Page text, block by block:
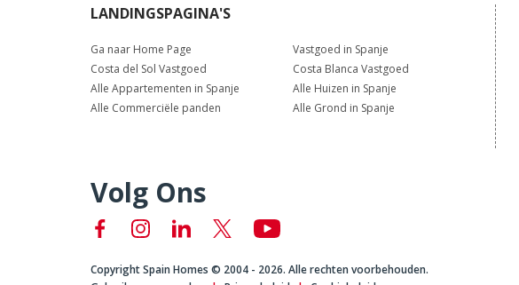
LANDINGSPAGINA'S
Ga naar Home Page
Vastgoed in Spanje
Costa del Sol Vastgoed
Costa Blanca Vastgoed
Alle Appartementen in Spanje
Alle Huizen in Spanje
Alle Commerciële panden
Alle Grond in Spanje
Volg Ons
Copyright Spain Homes © 2004 - 2026. Alle rechten voorbehouden.